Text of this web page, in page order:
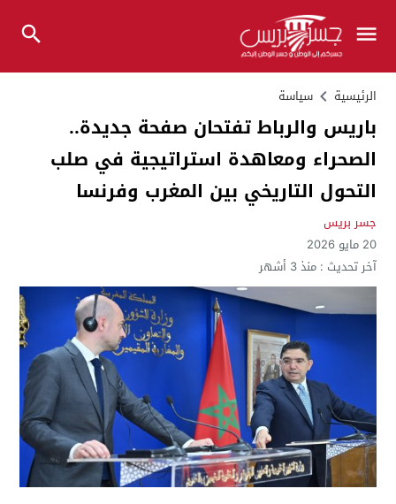
الرئيسية سياسة
باريس والرباط تفتحان صفحة جديدة..
الصحراء ومعاهدة استراتيجية في صلب
التحول التاريخي بين المغرب وفرنسا
جسر بريس
20 مايو 2026
آخر تحديث :منذ 3 أشهر